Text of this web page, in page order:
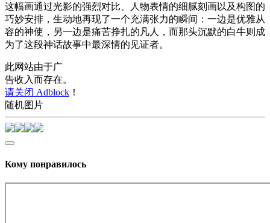
这幅画通过光影的强烈对比、人物表情的细腻刻画以及构图的
巧妙安排，生动地再现了一个充满张力的瞬间：一边是优雅从
容的神使，另一边是痛苦挣扎的凡人，而那头沉默的白牛则成
为了这段神话故事中最深情的见证者。
此网站由于广
告收入而存在。
请关闭 Adblock ！
随机图片
Кому понравилось